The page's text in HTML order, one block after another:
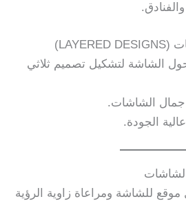
الشاشة لتشكيل تصميم ثلاثي
جمال الشاشات.
الجودة.
للشاشة ومراعاة زاوية الرؤية